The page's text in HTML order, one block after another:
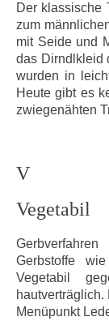
Der klassische
zum
mit Seide und
das Dirndlkleid
wurden in
Heute gibt es
zwiegenähten
V
Vegetabil
Gerbstoffe
Vegetabil
Menüpunkt